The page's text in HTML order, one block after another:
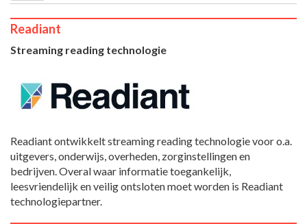
Readiant
Streaming reading technologie
Readiant ontwikkelt streaming reading technologie voor o.a.
uitgevers, onderwijs, overheden, zorginstellingen en
bedrijven. Overal waar informatie toegankelijk,
leesvriendelijk en veilig ontsloten moet worden is Readiant
technologiepartner.